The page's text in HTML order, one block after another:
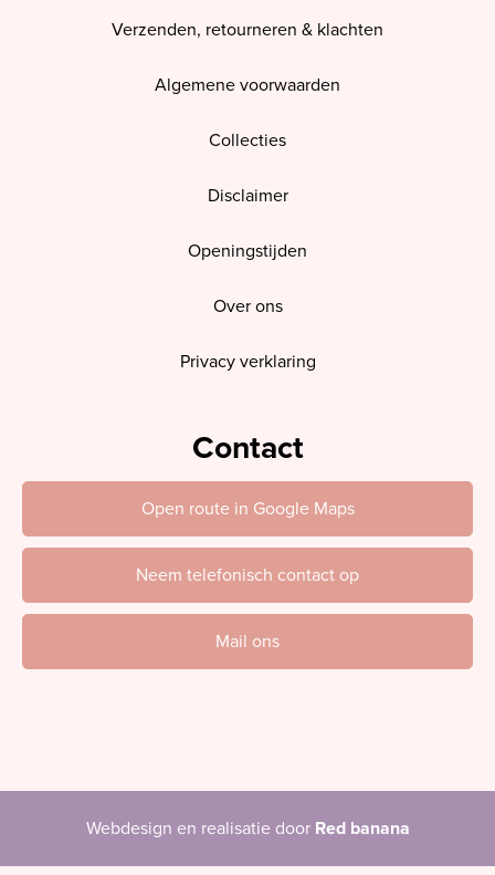
Verzenden, retourneren & klachten
Algemene voorwaarden
Collecties
Disclaimer
Openingstijden
Over ons
Privacy verklaring
Contact
Open route in Google Maps
Neem telefonisch contact op
Mail ons
Webdesign en realisatie door Red banana